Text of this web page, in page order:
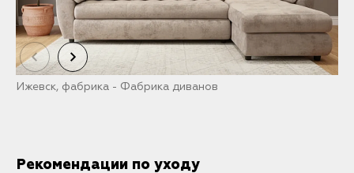
Ижевск, фабрика - Фабрика диванов
Рекомендации по уходу